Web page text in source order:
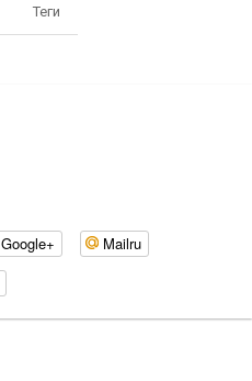
Теги
Google+
Mailru